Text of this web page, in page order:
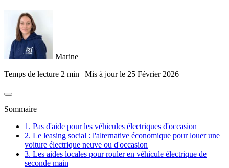
Marine
Temps de lecture 2 min | Mis à jour le 25 Février 2026
Sommaire
1. Pas d'aide pour les véhicules électriques d'occasion
2. Le leasing social : l'alternative économique pour louer une
voiture électrique neuve ou d'occasion
3. Les aides locales pour rouler en véhicule électrique de
seconde main